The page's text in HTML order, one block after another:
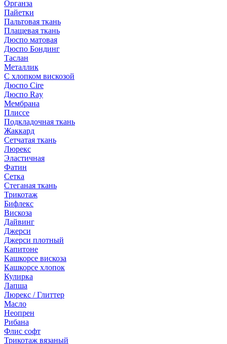
Органза
Пайетки
Пальтовая ткань
Плащевая ткань
Дюспо матовая
Дюспо Бондинг
Таслан
Металлик
С хлопком вискозой
Дюспо Cire
Дюспо Ray
Мембрана
Плиссе
Подкладочная ткань
Жаккард
Сетчатая ткань
Люрекс
Эластичная
Фатин
Сетка
Стеганая ткань
Трикотаж
Бифлекс
Вискоза
Дайвинг
Джерси
Джерси плотный
Капитоне
Кашкорсе вискоза
Кашкорсе хлопок
Кулирка
Лапша
Люрекс / Глиттер
Масло
Неопрен
Рибана
Флис софт
Трикотаж вязаный